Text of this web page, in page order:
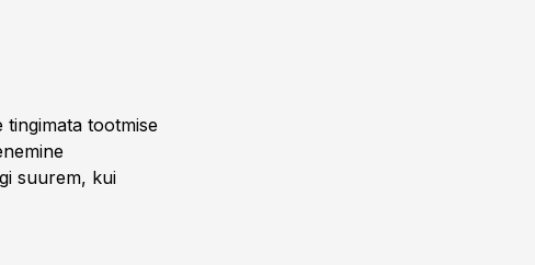
tingimata tootmise
suurem, kui